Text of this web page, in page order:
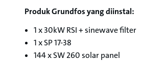
Produk Grundfos yang diinstal:
1 x 30kW RSI + sinewave filter
1 x SP 17-38
144 x SW 260 solar panel